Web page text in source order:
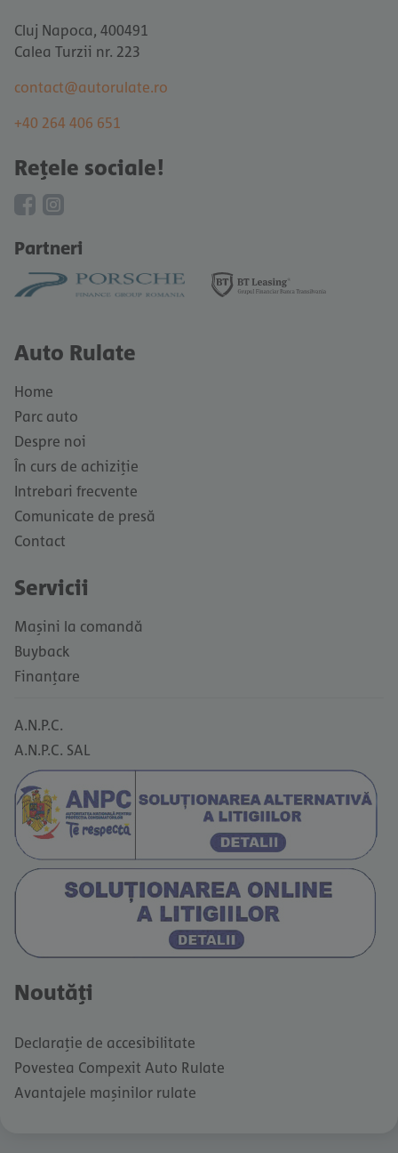
Cluj Napoca, 400491
Calea Turzii nr. 223
contact@autorulate.ro
+40 264 406 651
Rețele sociale!
Partneri
Auto Rulate
Home
Parc auto
Despre noi
În curs de achiziție
Intrebari frecvente
Comunicate de presă
Contact
Servicii
Mașini la comandă
Buyback
Finanțare
A.N.P.C.
A.N.P.C. SAL
Noutăți
Declarație de accesibilitate
Povestea Compexit Auto Rulate
Avantajele mașinilor rulate